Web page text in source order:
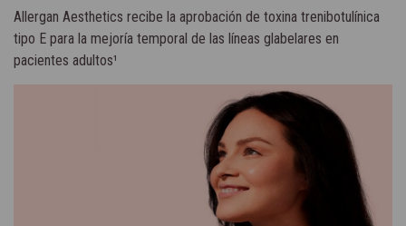
Allergan Aesthetics recibe la aprobación de toxina trenibotulínica
tipo E para la mejoría temporal de las líneas glabelares en
pacientes adultos¹